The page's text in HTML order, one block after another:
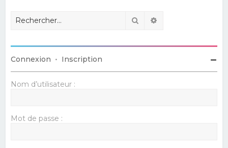
Rechercher
Connexion • Inscription
Nom d’utilisateur :
Mot de passe :